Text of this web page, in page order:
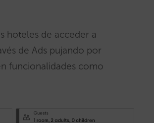
hoteles de acceder a
de Ads pujando por
funcionalidades como